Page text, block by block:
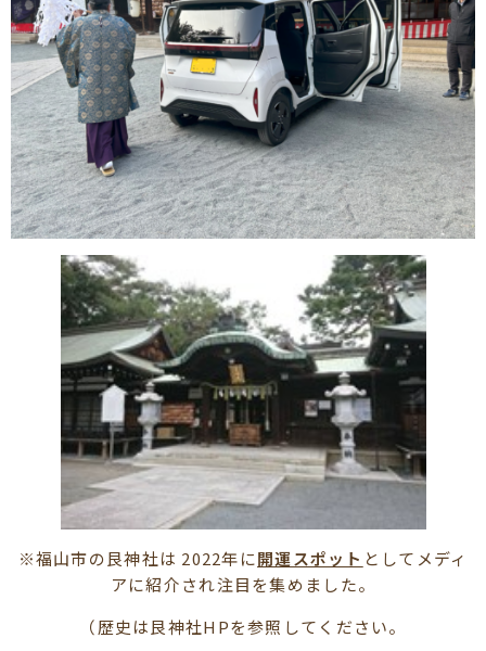
※福山市の艮神社は 2022年に開運スポット としてメディ
アに紹介され注目を集めました。
（歴史は艮神社HPを参照してください。